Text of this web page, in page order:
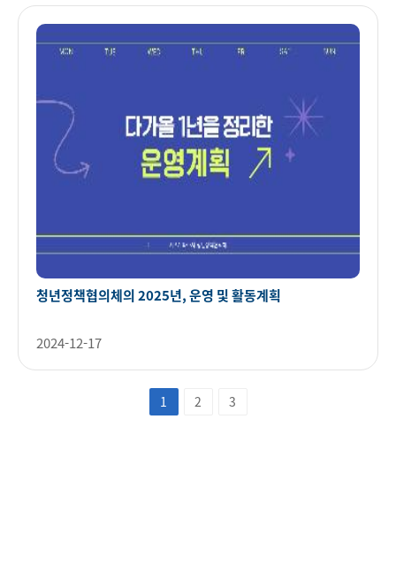
청년정책협의체의 2025년, 운영 및 활동계획
2024-12-17
1 2 3